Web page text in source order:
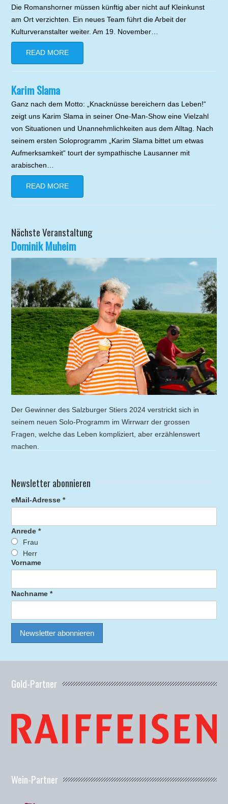
Die Romanshorner müssen künftig aber nicht auf Kleinkunst
am Ort verzichten. Ein neues Team führt die Arbeit der
Kulturveranstalter weiter. Am 19. November…
READ MORE
Karim Slama
Ganz nach dem Motto: „Knacknüsse bereichern das Leben!“
zeigt uns Karim Slama in seiner One-Man-Show eine Vielzahl
von Situationen und Unannehmlichkeiten aus dem Alltag. Nach
seinem ersten Soloprogramm „Karim Slama bittet um etwas
Aufmerksamkeit“ tourt der sympathische Lausanner mit
arabischen…
READ MORE
Nächste Veranstaltung
Dominik Muheim
Der Gewinner des Salzburger Stiers 2024 verstrickt sich in
seinem neuen Solo-Programm im Wirrwarr der grossen
Fragen, welche das Leben kompliziert, aber erzählenswert
machen.
Newsletter abonnieren
eMail-Adresse *
Anrede *
Frau
Herr
Vorname
Nachname *
Gold-Partner
Wein-Partner